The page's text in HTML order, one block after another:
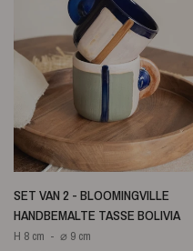
SCHNELLANSICHT
SET VAN 2 - BLOOMINGVILLE
HANDBEMALTE TASSE BOLIVIA
H 8 cm ⌀ 9 cm